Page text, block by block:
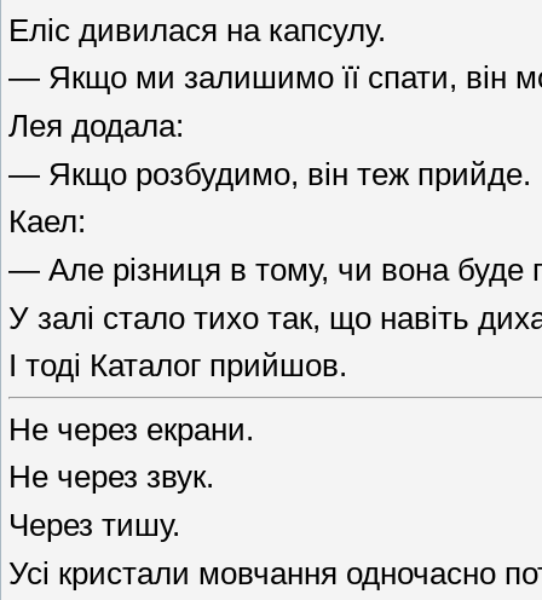
Еліс дивилася на капсулу.
— Якщо ми залишимо її спати, він
Лея додала:
— Якщо розбудимо, він теж прийде.
Каел:
— Але різниця в тому, чи вона буде
У залі стало тихо так, що навіть
І тоді Каталог прийшов.
Не через екрани.
Не через звук.
Через тишу.
Усі кристали мовчання одночасно